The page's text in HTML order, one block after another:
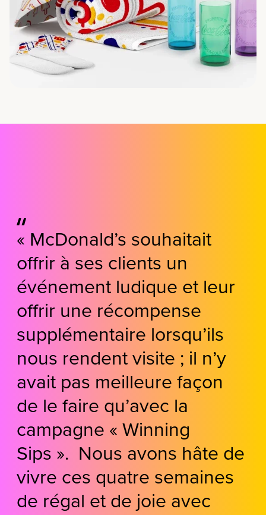
« McDonald’s souhaitait
offrir à ses clients un
événement ludique et leur
offrir une récompense
supplémentaire lorsqu’ils
nous rendent visite ; il n’y
avait pas meilleure façon
de le faire qu’avec la
campagne « Winning
Sips ». Nous avons hâte de
vivre ces quatre semaines
de régal et de joie avec